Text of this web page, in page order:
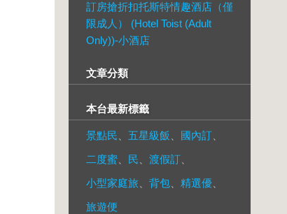
訂房搶折扣托斯特情趣酒店（僅
限成人） (Hotel Toist (Adult
Only))-小酒店
文章分類
本台最新標籤
景點民 五星級飯 國內訂
二度蜜
民 渡假訂
小型家庭旅
背包 精選優
旅遊便